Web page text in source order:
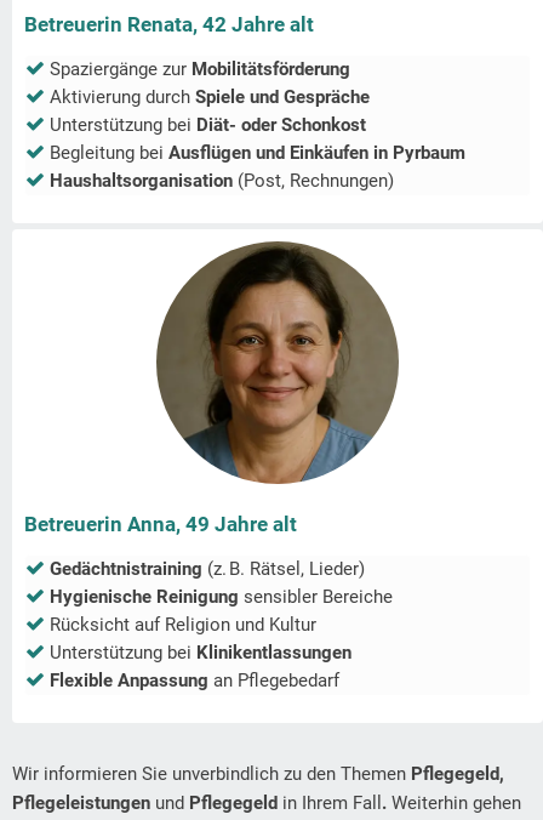
Betreuerin Renata, 42 Jahre alt
Spaziergänge zur Mobilitätsförderung
Aktivierung durch Spiele und Gespräche
Unterstützung bei Diät- oder Schonkost
Begleitung bei Ausflügen und Einkäufen in Pyrbaum
Haushaltsorganisation (Post, Rechnungen)
Betreuerin Anna, 49 Jahre alt
Gedächtnistraining (z. B. Rätsel, Lieder)
Hygienische Reinigung sensibler Bereiche
Rücksicht auf Religion und Kultur
Unterstützung bei Klinikentlassungen
Flexible Anpassung an Pflegebedarf
Wir informieren Sie unverbindlich zu den Themen Pflegegeld,
Pflegeleistungen und Pflegegeld in Ihrem Fall . Weiterhin gehen